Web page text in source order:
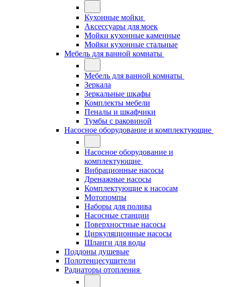
Кухонные мойки
Аксессуары для моек
Мойки кухонные каменные
Мойки кухонные стальные
Мебель для ванной комнаты
Мебель для ванной комнаты
Зеркала
Зеркальные шкафы
Комплекты мебели
Пеналы и шкафчики
Тумбы с раковиной
Насосное оборудование и комплектующие
Насосное оборудование и
комплектующие
Вибрационные насосы
Дренажные насосы
Комплектующие к насосам
Мотопомпы
Наборы для полива
Насосные станции
Поверхностные насосы
Циркуляционные насосы
Шланги для воды
Поддоны душевые
Полотенцесушители
Радиаторы отопления